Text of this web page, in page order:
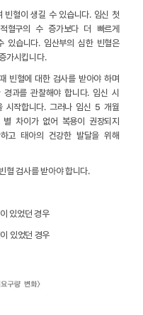
빈혈이 생길 수 있습니다. 임신 첫
혈구의 수 증가보다 더 빠르게
있습니다. 임산부의 심한 빈혈은
가시킵니다.
빈혈에 대한 검사를 받아야 하며
과를 관찰해야 합니다. 임신 시
시작합니다. 그러나 임신 5 개월
차이가 없어 복용이 권장되지
고 태아의 건강한 발달을 위해
혈 검사를 받아야 합니다.
있었던 경우
있었던 경우